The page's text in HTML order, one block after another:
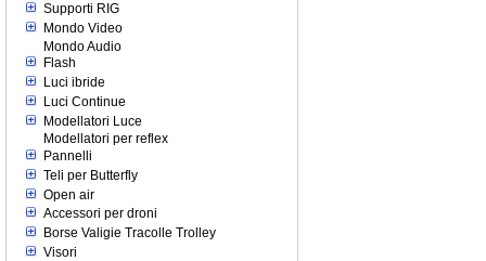
Supporti RIG
Mondo Video
Mondo Audio
Flash
Luci ibride
Luci Continue
Modellatori Luce
Modellatori per reflex
Pannelli
Teli per Butterfly
Open air
Accessori per droni
Borse Valigie Tracolle Trolley
Visori